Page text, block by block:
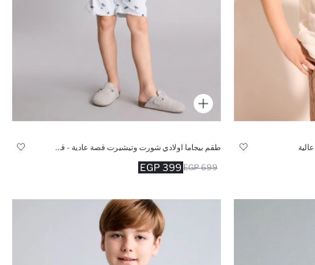
399 EGP 699 EGP